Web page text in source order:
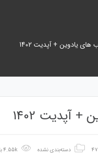
های یادوین + آپدیت 1402
آپدیت 1402
دسته‌بندی نشده